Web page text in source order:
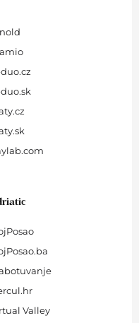
Valley